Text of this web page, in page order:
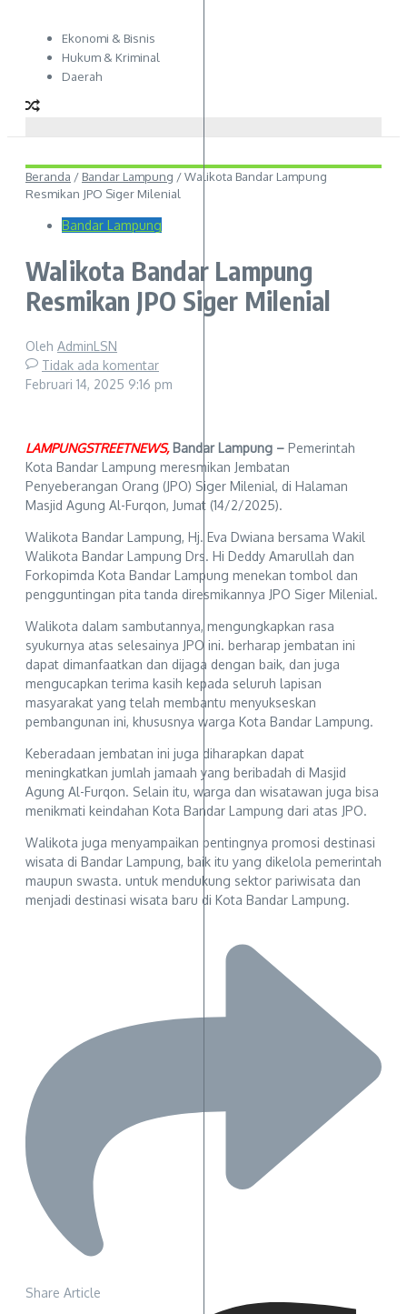
Ekonomi & Bisnis
Hukum & Kriminal
Daerah
Beranda / Bandar Lampung /Walikota Bandar Lampung
Resmikan JPO Siger Milenial
Bandar Lampung
Walikota Bandar Lampung
Resmikan JPO Siger Milenial
Oleh AdminLSN
Tidak ada komentar
Februari 14, 2025 9:16 pm
LAMPUNGSTREETNEWS, Bandar Lampung – Pemerintah
Kota Bandar Lampung meresmikan Jembatan
Penyeberangan Orang (JPO) Siger Milenial, di Halaman
Masjid Agung Al-Furqon, Jumat (14/2/2025).
Walikota Bandar Lampung, Hj. Eva Dwiana bersama Wakil
Walikota Bandar Lampung Drs. Hi Deddy Amarullah dan
Forkopimda Kota Bandar Lampung menekan tombol dan
pengguntingan pita tanda diresmikannya JPO Siger Milenial.
Walikota dalam sambutannya, mengungkapkan rasa
syukurnya atas selesainya JPO ini. berharap jembatan ini
dapat dimanfaatkan dan dijaga dengan baik, dan juga
mengucapkan terima kasih kepada seluruh lapisan
masyarakat yang telah membantu menyukseskan
pembangunan ini, khususnya warga Kota Bandar Lampung.
Keberadaan jembatan ini juga diharapkan dapat
meningkatkan jumlah jamaah yang beribadah di Masjid
Agung Al-Furqon. Selain itu, warga dan wisatawan juga bisa
menikmati keindahan Kota Bandar Lampung dari atas JPO.
Walikota juga menyampaikan pentingnya promosi destinasi
wisata di Bandar Lampung, baik itu yang dikelola pemerintah
maupun swasta. untuk mendukung sektor pariwisata dan
menjadi destinasi wisata baru di Kota Bandar Lampung.
Share Article